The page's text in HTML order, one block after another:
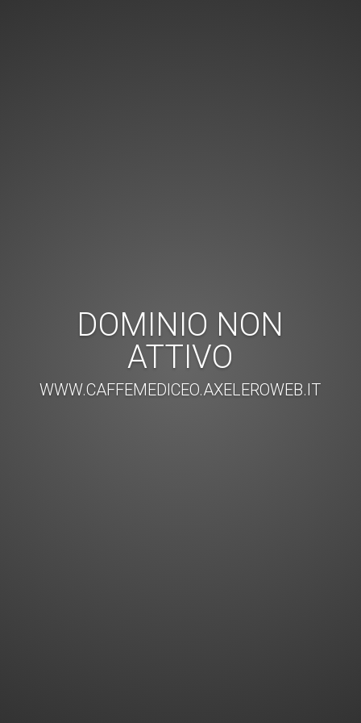
DOMINIO NON
ATTIVO
WWW.CAFFEMEDICEO.AXELEROWEB.IT